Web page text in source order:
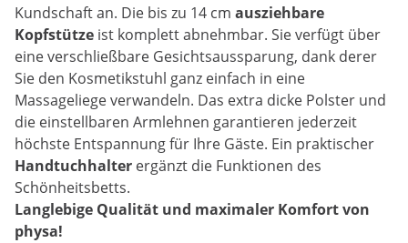
Kundschaft an. Die bis zu 14 cm ausziehbare
Kopfstütze ist komplett abnehmbar. Sie verfügt über
eine verschließbare Gesichtsaussparung, dank derer
Sie den Kosmetikstuhl ganz einfach in eine
Massageliege verwandeln. Das extra dicke Polster und
die einstellbaren Armlehnen garantieren jederzeit
höchste Entspannung für Ihre Gäste. Ein praktischer
Handtuchhalter ergänzt die Funktionen des
Schönheitsbetts.
Langlebige Qualität und maximaler Komfort von
physa!